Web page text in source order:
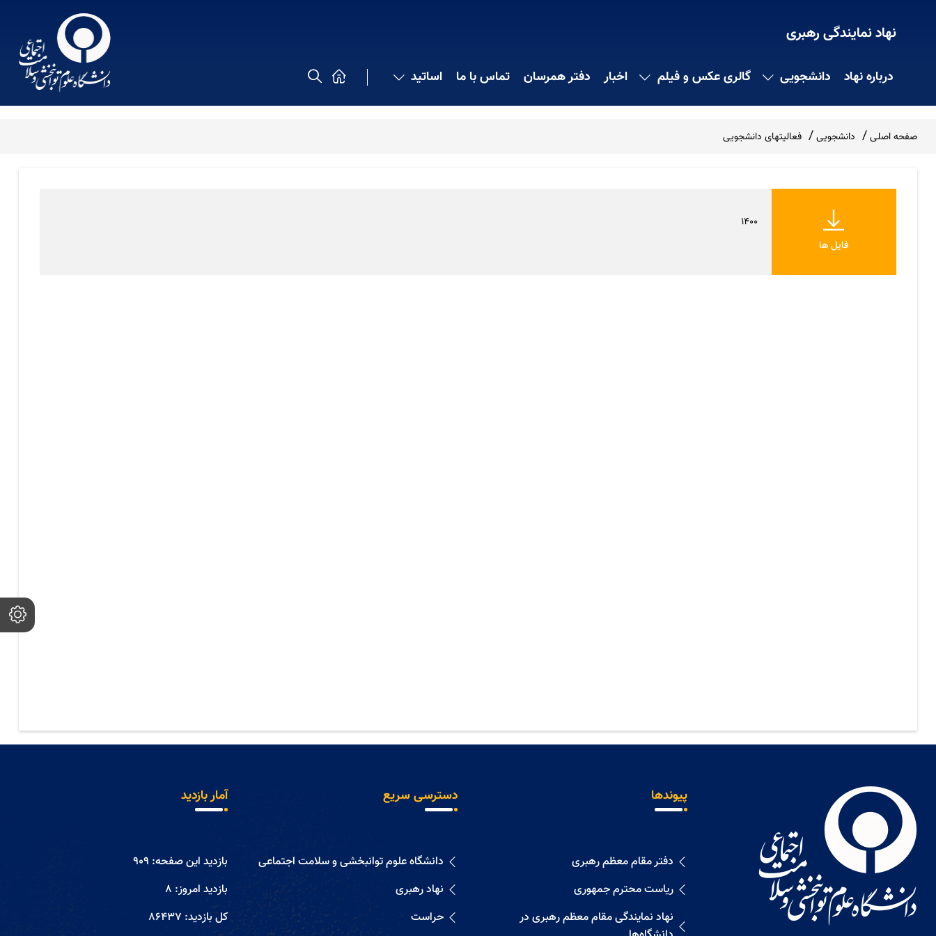
نهاد نمایندگی رهبری
درباره نهاد دانشجویی گالری عکس و فیلم اخبار دفتر همرسان تماس با ما اساتید
صفحه اصلی دانشجویی فعالیتهای دانشجویی
فایل ها
1400
پیوندها
دفتر مقام معظم رهبری
ریاست محترم جمهوری
نهاد نمايندگی مقام معظم رهبری در
دسترسی سریع
دانشگاه علوم توانبخشی و سلامت اجتماعی
نهاد رهبری
حراست
آمار بازدید
بازدید این صفحه: 909
بازدید امروز: 8
کل بازدید: 86437